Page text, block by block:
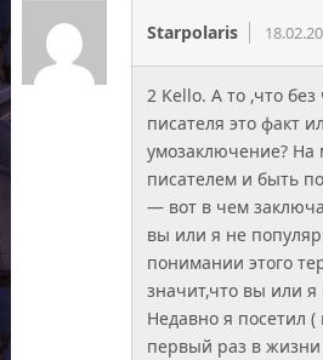
Starpolaris
2 Kello. А то ,что
писателя это факт
умозаключение? На
писателем и быть
— вот в чем
вы или я не
понимании этого
значит,что вы или я
Недавно я посетил (
первый раз в жизни